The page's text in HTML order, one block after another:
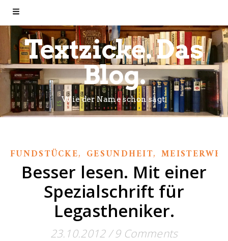
Textzicke. Das
Blog.
Wie der Name schon sagt.
FUNDSTÜCKE, GESUNDHEIT,
Besser lesen. Mit einer
Spezialschrift für
Legastheniker.
23.10.2012/ 9 Comments